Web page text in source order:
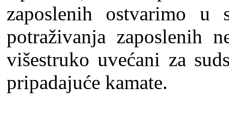
zaposlenih ostvarimo u
potraživanja zaposlenih
višestruko uvećani za
pripadajuće kamate.